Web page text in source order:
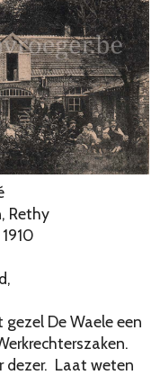
Rethy
De Waele een
dezer. Laat weten